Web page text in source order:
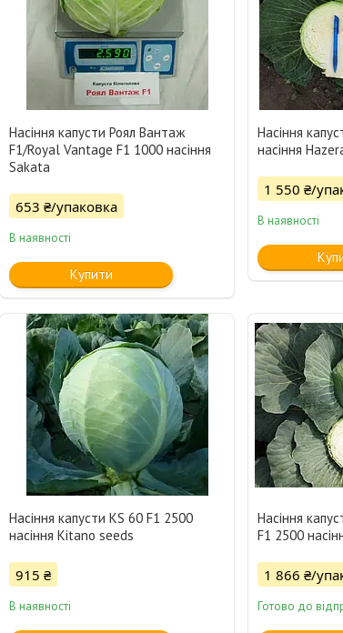
Насіння капусти Роял Вантаж
F1/Royal Vantage F1 1000 насіння
Sakata
653 ₴/упаковка
В наявності
Купити
Насіння
насіння
1 550 ₴/
В наявності
Насіння капусти KS 60 F1 2500
насіння Kitano seeds
915 ₴
В наявності
Насіння
F1 2500
1 866 ₴/
Готово до